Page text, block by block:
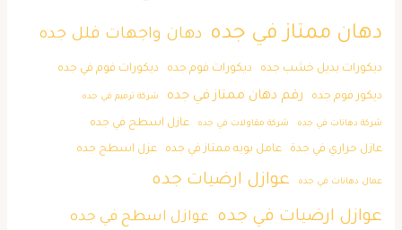
دهان ممتاز في جده دهان واجهات فلل جده
ديكورات بديل خشب جده ديكورات فوم جده ديكورات فوم في جده
ديكور فوم جده رقم دهان ممتاز في جده شركة ترميم في جده
شركة دهانات في جده شركة مقاولات في جده عازل اسطح في جده
عازل حراري في جدة عامل بويه ممتاز في جده عزل اسطح جده
عمال دهانات في جده عوازل ارضيات جده
عوازل ارضيات في جده عوازل اسطح في جده